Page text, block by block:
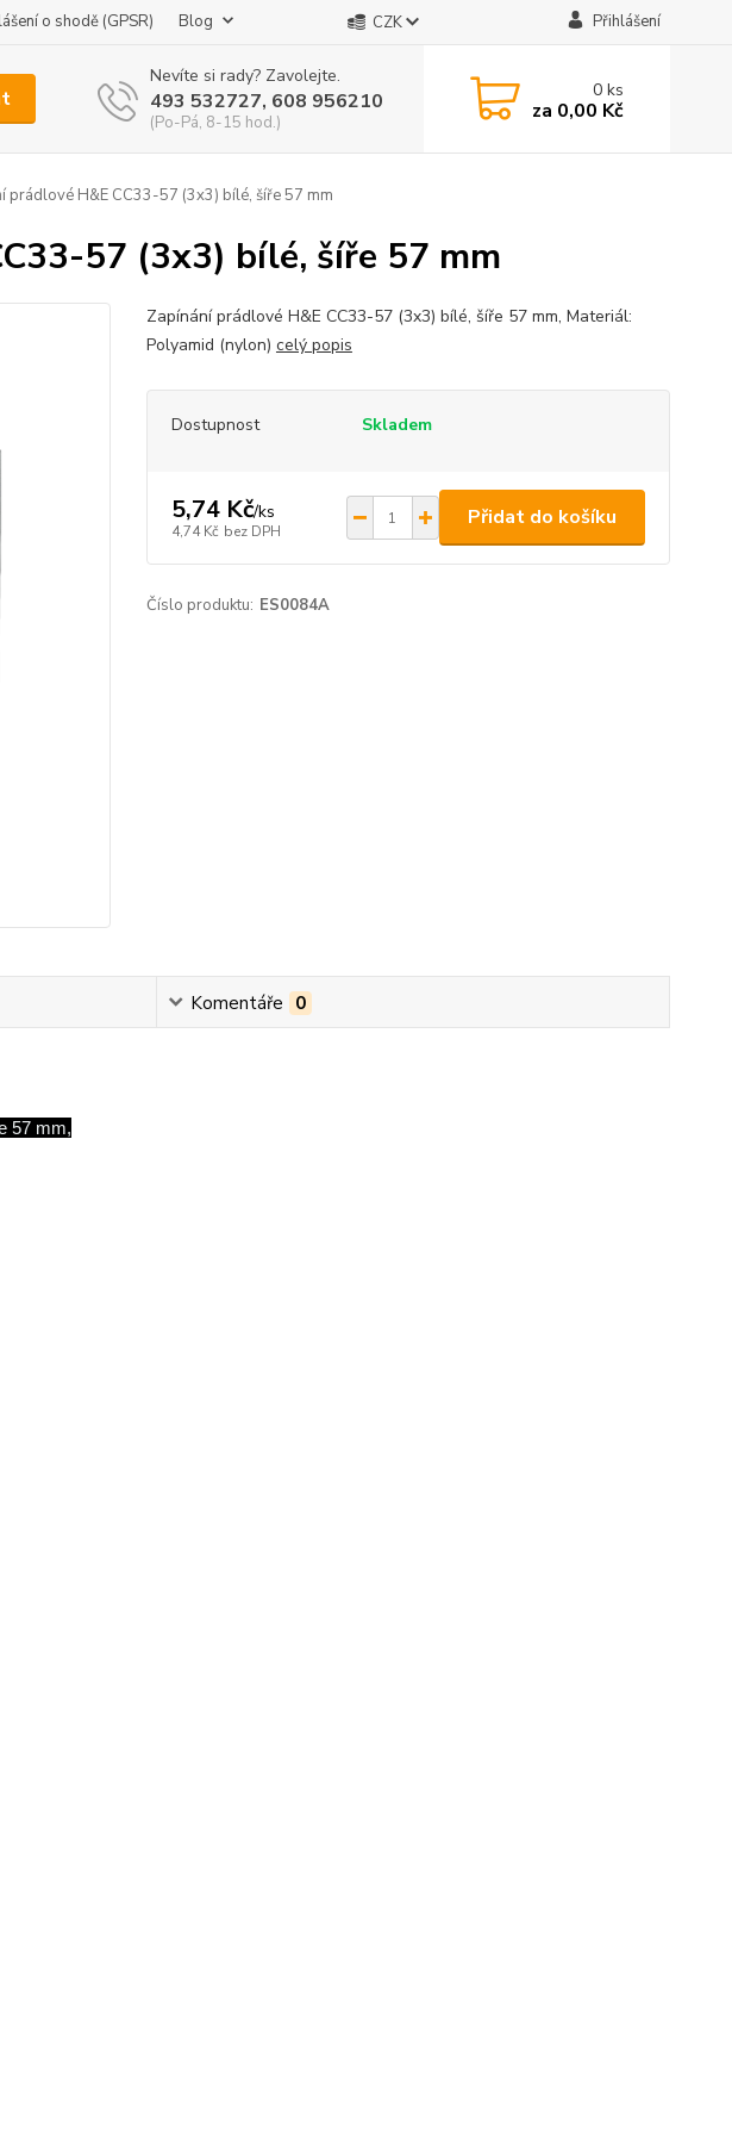
o shodě (GPSR) Blog CZK Přihlášení
Nevíte si rady? Zavolejte.
493 532727, 608 956210
(Po-Pá, 8-15 hod.)
0ks
za 0,00 Kč
prádlové H&E CC33-57 (3x3) bílé, šíře 57 mm
57 (3x3) bílé, šíře 57 mm
Zapínání prádlové H&E CC33-57 (3x3) bílé, šíře 57 mm, Materiál:
Polyamid (nylon) celý popis
Dostupnost Skladem
5,74 Kč/ks
4,74 Kč bez DPH
Přidat do košíku
Číslo produktu: ES0084A
Komentáře 0
57 mm,